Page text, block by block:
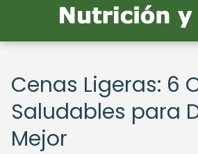
Cenas Ligeras: 6
Saludables para
Mejor